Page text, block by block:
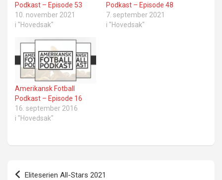
Podkast – Episode 53
10. november 2021
i "Hovedsak"
Podkast – Episode 48
7. september 2021
i "Hovedsak"
Amerikansk Fotball
Podkast – Episode 16
16. september 2016
i "Hovedsak"
Innleggsnavigasjon
Eliteserien All-Stars 2021